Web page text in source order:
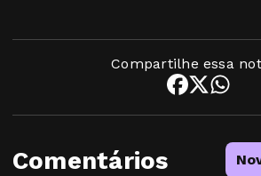
Compartilhe essa
Comentários